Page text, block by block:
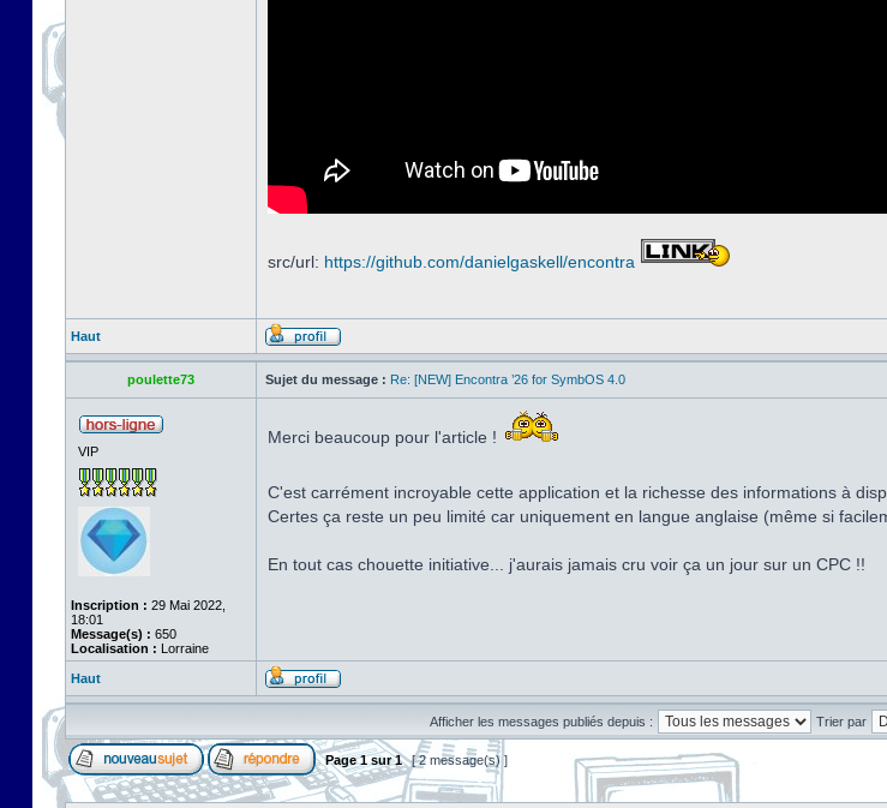
src/url: https://github.com/danielgaskell/encontra
Haut
poulette73 Sujet du message : Re: [NEW] Encontra ’26 for SymbOS 4.0
VIP
Inscription : 29 Mai 2022,
18:01
Message(s) : 650
Localisation : Lorraine
Merci beaucoup pour l'article !
C'est carrément incroyable cette application et la richesse des informations à
Certes ça reste un peu limité car uniquement en langue anglaise (même si
En tout cas chouette initiative... j'aurais jamais cru voir ça un jour sur un CPC !!
Haut
Afficher les messages publiés depuis : Trier par
Page1sur1 [ 2 message(s) ]